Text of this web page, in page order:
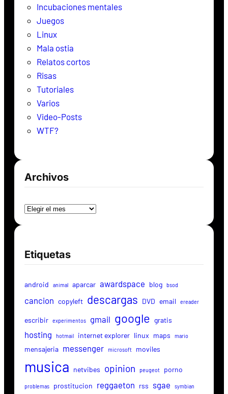
Incubaciones mentales
Juegos
Linux
Mala ostia
Relatos cortos
Risas
Tutoriales
Varios
Video-Posts
WTF?
Archivos
Etiquetas
android animal aparcar awardspace blog bsod
cancion copyleft descargas DVD email ereader
escribir experimentos gmail google gratis
hosting hotmail internet explorer linux maps mario
mensajeria messenger microsoft moviles
musica netvibes opinion peugeot porno
problemas prostitucion reggaeton rss sgae symbian